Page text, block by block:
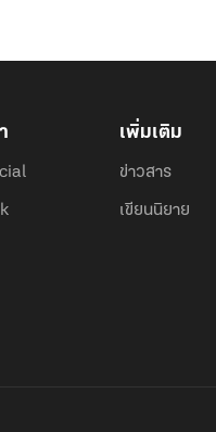
เพิ่มเติม
ข่าวสาร
เขียนนิยาย